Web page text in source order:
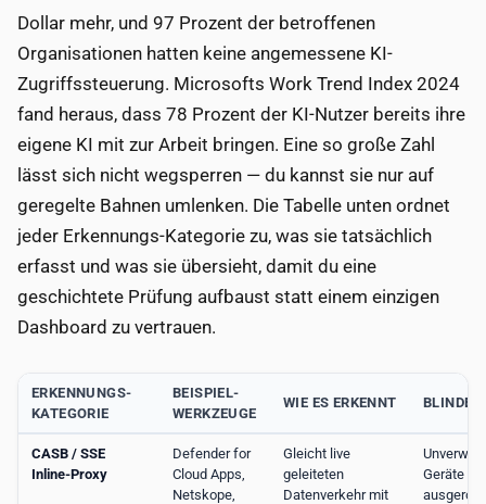
Dollar mehr, und 97 Prozent der betroffenen
Organisationen hatten keine angemessene KI-
Zugriffssteuerung. Microsofts Work Trend Index 2024
fand heraus, dass 78 Prozent der KI-Nutzer bereits ihre
eigene KI mit zur Arbeit bringen. Eine so große Zahl
lässt sich nicht wegsperren — du kannst sie nur auf
geregelte Bahnen umlenken. Die Tabelle unten ordnet
jeder Erkennungs-Kategorie zu, was sie tatsächlich
erfasst und was sie übersieht, damit du eine
geschichtete Prüfung aufbaust statt einem einzigen
Dashboard zu vertrauen.
ERKENNUNGS-
KATEGORIE
BEISPIEL-
WERKZEUGE
WIE ES ERKENNT BLINDER
CASB / SSE
Inline-Proxy
Defender for
Cloud Apps,
Netskope,
Gleicht live
geleiteten
Datenverkehr mit
Geräte